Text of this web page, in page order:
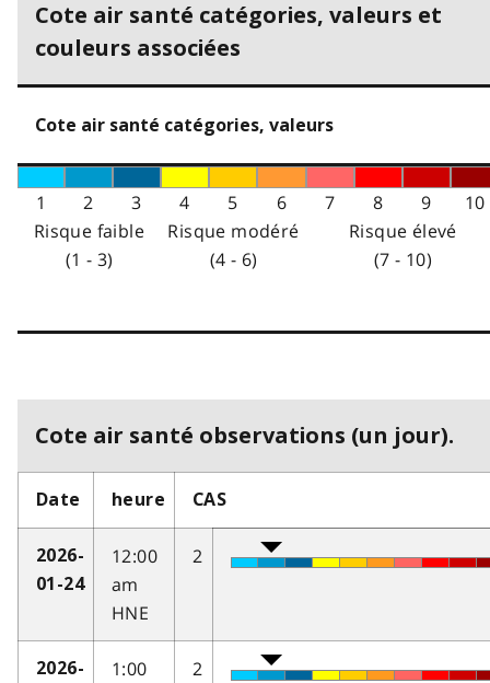
Cote air santé catégories, valeurs et
couleurs associées
Cote air santé catégories, valeurs
1 2 3 4 5 6 7 8 9
10
Risque faible
(1 - 3)
Risque modéré
(4 - 6)
Risque élevé
(7 - 10)
Cote air santé observations (un jour).
Date heure CAS
2026-
01-24
12:00
am
HNE
2
2026-
1:00
2